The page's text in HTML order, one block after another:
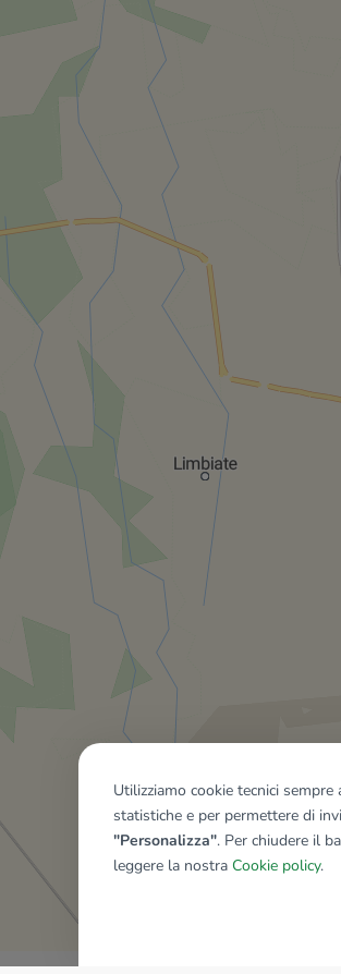
Mostra
Utilizziamo cookie tecnici
statistiche e per permettere di
"Personalizza". Per chiudere il
leggere la nostra Cookie policy.